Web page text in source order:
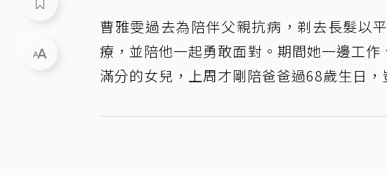
曹雅雯過去為陪伴父親抗病，剃去長髮以
療，並陪他一起勇敢面對。期間她一邊工
滿分的女兒，上周才剛陪爸爸過68歲生日，